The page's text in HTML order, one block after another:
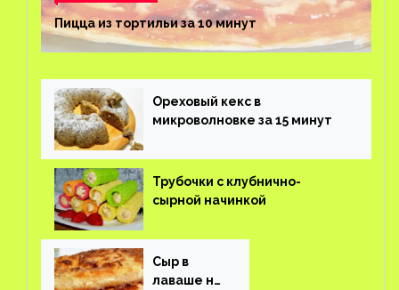
Пицца из тортильи за 10 минут
Ореховый кекс в
микроволновке за 15 минут
Трубочки с клубнично-
сырной начинкой
Сыр в
лаваше на